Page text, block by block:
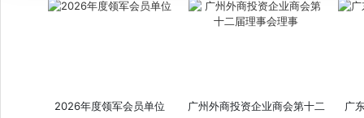
2026年度领军会员单位
广州外商投资企业商会第十二
广